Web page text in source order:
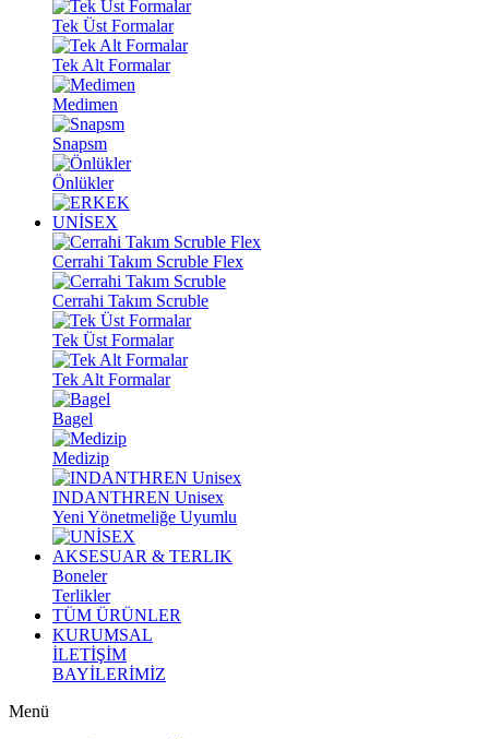
Tek Üst Formalar
Tek Alt Formalar
Medimen
Snapsm
Önlükler
UNİSEX
Cerrahi Takım Scruble Flex
Cerrahi Takım Scruble
Tek Üst Formalar
Tek Alt Formalar
Bagel
Medizip
INDANTHREN Unisex
Yeni Yönetmeliğe Uyumlu
AKSESUAR & TERLIK
Boneler
Terlikler
TÜM ÜRÜNLER
KURUMSAL
İLETİŞİM
BAYİLERİMİZ
Menü